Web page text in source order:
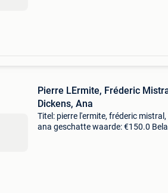
Pierre LErmite, Fréderic
Dickens, Ana
Titel: pierre l'ermite, fréderic
ana geschatte waarde: €150.0